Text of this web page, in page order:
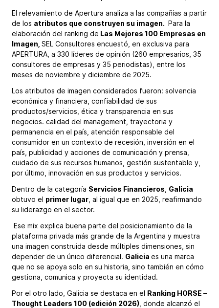
El relevamiento de Apertura analiza a las compañías a partir
de los atributos que construyen su imagen. Para la
elaboración del ranking de Las Mejores 100 Empresas en
Imagen, SEL Consultores encuestó, en exclusiva para
APERTURA, a 330 líderes de opinión (260 empresarios, 35
consultores de empresas y 35 periodistas), entre los
meses de noviembre y diciembre de 2025.
Los atributos de imagen considerados fueron: solvencia
económica y financiera, confiabilidad de sus
productos/servicios, ética y transparencia en sus
negocios. calidad del management, trayectoria y
permanencia en el país, atención responsable del
consumidor en un contexto de recesión, inversión en el
país, publicidad y acciones de comunicación y prensa,
cuidado de sus recursos humanos, gestión sustentable y,
por último, innovación en sus productos y servicios.
Dentro de la categoría Servicios Financieros Galicia
obtuvo el primer lugar , al igual que en 2025, reafirmando
su liderazgo en el sector.
Ese mix explica buena parte del posicionamiento de la
plataforma privada más grande de la Argentina y muestra
una imagen construida desde múltiples dimensiones, sin
depender de un único diferencial. Galicia es una marca
que no se apoya solo en su historia, sino también en cómo
gestiona, comunica y proyecta su identidad.
Por el otro lado, Galicia se destaca en el Ranking HORSE –
Thought Leaders 100 (edición 2026) , donde alcanzó el